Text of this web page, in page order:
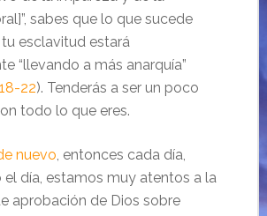
sabes que lo que sucede
esclavitud estará
“llevando a más anarquía”
22). Tenderás a ser un poco
todo lo que eres.
nuevo, entonces cada día,
día, estamos muy atentos a la
aprobación de Dios sobre